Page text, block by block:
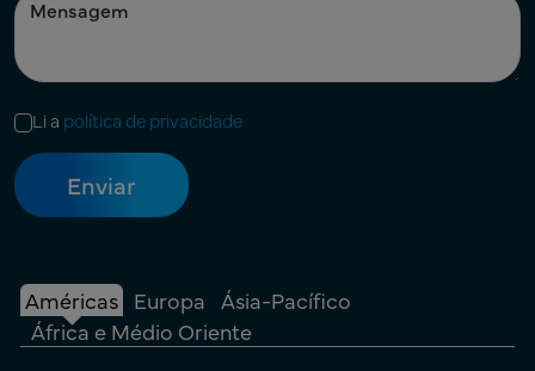
Li a política de privacidade
Américas Europa Ásia-Pacífico
África e Médio Oriente